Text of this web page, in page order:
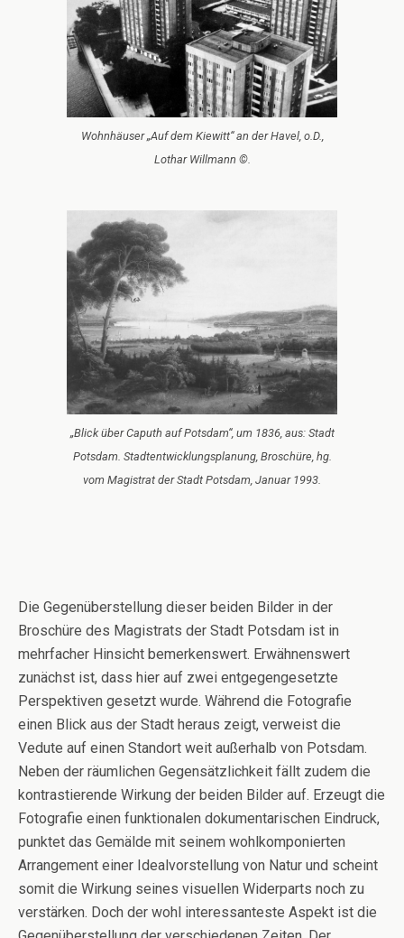
Wohnhäuser „Auf dem Kiewitt“ an der Havel, o.D.,
Lothar Willmann ©.
„Blick über Caputh auf Potsdam“, um 1836, aus: Stadt
Potsdam. Stadtentwicklungsplanung, Broschüre, hg.
vom Magistrat der Stadt Potsdam, Januar 1993.
Die Gegenüberstellung dieser beiden Bilder in der
Broschüre des Magistrats der Stadt Potsdam ist in
mehrfacher Hinsicht bemerkenswert. Erwähnenswert
zunächst ist, dass hier auf zwei entgegengesetzte
Perspektiven gesetzt wurde. Während die Fotografie
einen Blick aus der Stadt heraus zeigt, verweist die
Vedute auf einen Standort weit außerhalb von Potsdam.
Neben der räumlichen Gegensätzlichkeit fällt zudem die
kontrastierende Wirkung der beiden Bilder auf. Erzeugt die
Fotografie einen funktionalen dokumentarischen Eindruck,
punktet das Gemälde mit seinem wohlkomponierten
Arrangement einer Idealvorstellung von Natur und scheint
somit die Wirkung seines visuellen Widerparts noch zu
verstärken. Doch der wohl interessanteste Aspekt ist die